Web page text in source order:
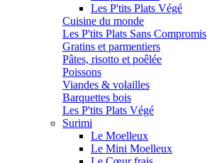
Les P'tits Plats Végé
Cuisine du monde
Les P'tits Plats Sans Compromis
Gratins et parmentiers
Pâtes, risotto et poêlée
Poissons
Viandes & volailles
Barquettes bois
Les P'tits Plats Végé
Surimi
Le Moelleux
Le Mini Moelleux